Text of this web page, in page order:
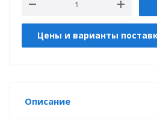
Цены и варианты
Описание